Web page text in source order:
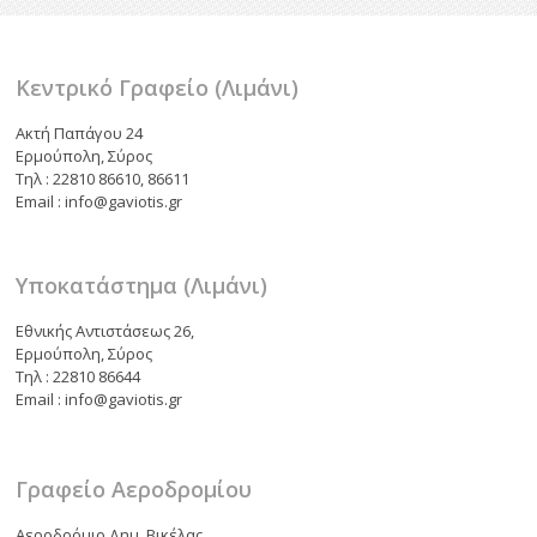
ε
Κεντρικό Γραφείο (Λιμάνι)
Ακτή Παπάγου 24
Ερμούπολη, Σύρος
Τηλ : 22810 86610, 86611
Email : info@gaviotis.gr
Υποκατάστημα (Λιμάνι)
Εθνικής Αντιστάσεως 26,
Ερμούπολη, Σύρος
Τηλ : 22810 86644
Email : info@gaviotis.gr
Γραφείο Αεροδρομίου